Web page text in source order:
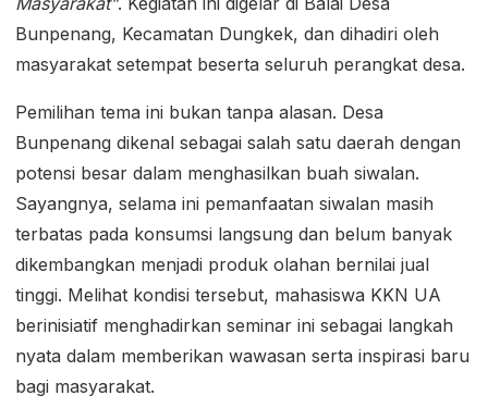
Bunpenang, Kecamatan Dungkek, dan dihadiri oleh
masyarakat setempat beserta seluruh perangkat desa.
Pemilihan tema ini bukan tanpa alasan. Desa
Bunpenang dikenal sebagai salah satu daerah dengan
potensi besar dalam menghasilkan buah siwalan.
Sayangnya, selama ini pemanfaatan siwalan masih
terbatas pada konsumsi langsung dan belum banyak
dikembangkan menjadi produk olahan bernilai jual
tinggi. Melihat kondisi tersebut, mahasiswa KKN UA
berinisiatif menghadirkan seminar ini sebagai langkah
nyata dalam memberikan wawasan serta inspirasi baru
bagi masyarakat.